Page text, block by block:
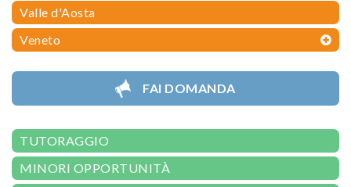
Valle d'Aosta
Veneto
FAI DOMANDA
TUTORAGGIO
MINORI OPPORTUNITÀ